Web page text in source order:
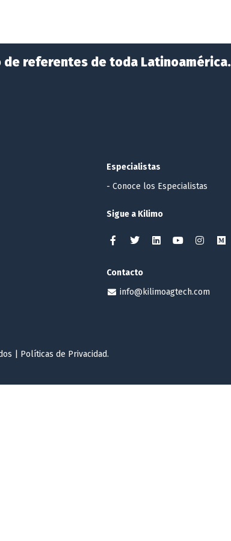
referentes de toda Latinoamérica.
Especialistas
- Conoce los Especialistas
Sigue a Kilimo
Contacto
info@kilimoagtech.com
| Políticas de Privacidad.